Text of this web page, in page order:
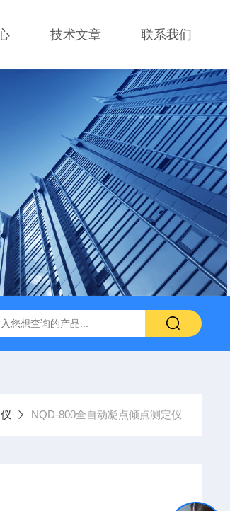
技术文章 联系我们
NQD-800全自动凝点倾点测定仪